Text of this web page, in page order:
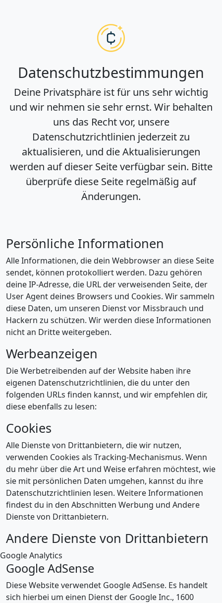
Datenschutzbestimmungen
Deine Privatsphäre ist für uns sehr wichtig
und wir nehmen sie sehr ernst. Wir behalten
uns das Recht vor, unsere
Datenschutzrichtlinien jederzeit zu
aktualisieren, und die Aktualisierungen
werden auf dieser Seite verfügbar sein. Bitte
überprüfe diese Seite regelmäßig auf
Änderungen.
Persönliche Informationen
Alle Informationen, die dein Webbrowser an diese Seite
sendet, können protokolliert werden. Dazu gehören
deine IP-Adresse, die URL der verweisenden Seite, der
User Agent deines Browsers und Cookies. Wir sammeln
diese Daten, um unseren Dienst vor Missbrauch und
Hackern zu schützen. Wir werden diese Informationen
nicht an Dritte weitergeben.
Werbeanzeigen
Die Werbetreibenden auf der Website haben ihre
eigenen Datenschutzrichtlinien, die du unter den
folgenden URLs finden kannst, und wir empfehlen dir,
diese ebenfalls zu lesen:
Cookies
Alle Dienste von Drittanbietern, die wir nutzen,
verwenden Cookies als Tracking-Mechanismus. Wenn
du mehr über die Art und Weise erfahren möchtest, wie
sie mit persönlichen Daten umgehen, kannst du ihre
Datenschutzrichtlinien lesen. Weitere Informationen
findest du in den Abschnitten Werbung und Andere
Dienste von Drittanbietern.
Andere Dienste von Drittanbietern
Google Analytics
Google AdSense
Diese Website verwendet Google AdSense. Es handelt
sich hierbei um einen Dienst der Google Inc., 1600